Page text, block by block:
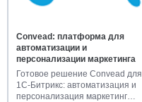
Convead: платформа для
автоматизации и
персонализации маркетинга
Готовое решение Convead для
1С-Битрикс: автоматизация и
персонализация маркетинг…